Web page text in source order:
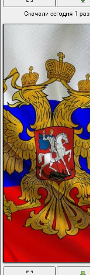
Скачали сегодня 1 раз